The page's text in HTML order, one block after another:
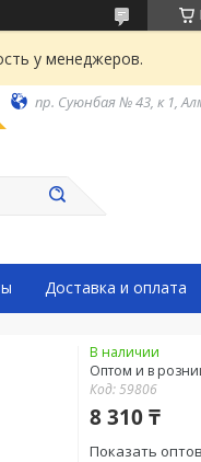
у менеджеров.
пр. Суюнбая № 43, к 1,
Доставка и оплата
В наличии
Оптом и в
Код:59806
8 310 ₸
Показать